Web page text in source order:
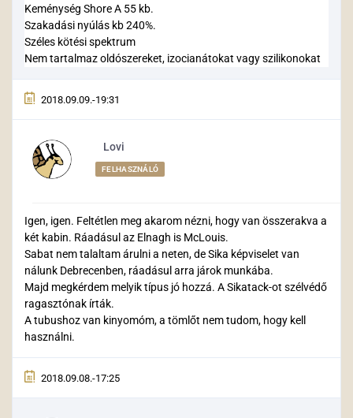
Keménység Shore A 55 kb.
Szakadási nyúlás kb 240%.
Széles kötési spektrum
Nem tartalmaz oldószereket, izocianátokat vagy szilikonokat
2018.09.09.-19:31
Lovi
FELHASZNÁLÓ
Igen, igen. Feltétlen meg akarom nézni, hogy van összerakva a
két kabin. Ráadásul az Elnagh is McLouis.
Sabat nem talaltam árulni a neten, de Sika képviselet van
nálunk Debrecenben, ráadásul arra járok munkába.
Majd megkérdem melyik típus jó hozzá. A Sikatack-ot szélvédő
ragasztónak írták.
A tubushoz van kinyomóm, a tömlőt nem tudom, hogy kell
használni.
2018.09.08.-17:25